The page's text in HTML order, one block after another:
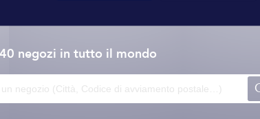
negozi in tutto il mondo